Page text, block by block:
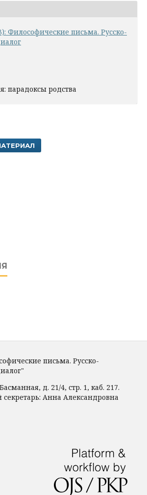
Философические письма. Русско-
парадоксы родства
письма. Русско-
д. 21/4, стр. 1, каб. 217.
секретарь: Анна Александровна